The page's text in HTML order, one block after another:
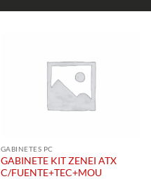
GABINETES PC
GABINETE KIT ZENEI ATX
C/FUENTE+TEC+MOU